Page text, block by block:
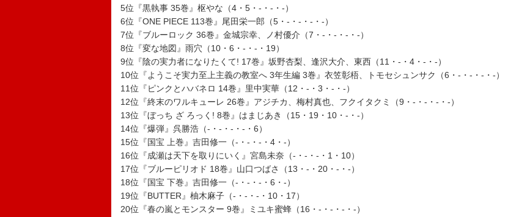
5位『黒執事 35巻』枢やな（4・5・-・-・-）
6位『ONE PIECE 113巻』尾田栄一郎（5・-・-・-・-）
7位『ブルーロック 36巻』金城宗幸、ノ村優介（7・-・-・-・-）
8位『変な地図』雨穴（10・6・-・-・19）
9位『陰の実力者になりたくて! 17巻』坂野杏梨、逢沢大介、東西（11・-・4・-・-）
10位『ようこそ実力至上主義の教室へ 3年生編 3巻』衣笠彰梧、トモセシュンサク（6・-・-・-・-）
11位『ピンクとハバネロ 14巻』里中実華（12・-・3・-・-）
12位『終末のワルキューレ 26巻』アジチカ、梅村真也、フクイタクミ（9・-・-・-・-）
13位『ぼっち ざ ろっく! 8巻』はまじあき（15・19・10・-・-）
14位『爆弾』呉勝浩（-・-・-・-・6）
15位『国宝 上巻』吉田修一（-・-・-・4・-）
16位『成瀬は天下を取りにいく』宮島未奈（-・-・-・1・10）
17位『ブルーピリオド 18巻』山口つばさ（13・-・20・-・-）
18位『国宝 下巻』吉田修一（-・-・-・6・-）
19位『BUTTER』柚木麻子（-・-・-・10・17）
20位『春の嵐とモンスター 9巻』ミユキ蜜蜂（16・-・-・-・-）